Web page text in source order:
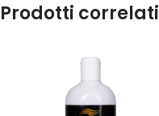
Prodotti correlati